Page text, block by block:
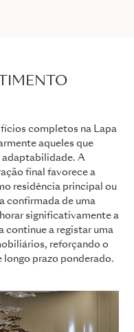
completos na Lapa
aqueles que
adaptabilidade. A
final favorece a
residência principal ou
confirmada de uma
significativamente a
continue a registar uma
reforçando o
prazo ponderado.